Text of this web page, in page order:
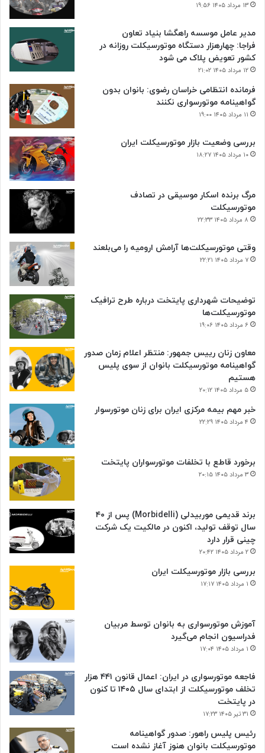
۱۳ مرداد ۱۴۰۵ ۱۹:۵۶
مدیر عامل موسسه راهگشا بنیاد تعاون
فراجا: چهارهزار دستگاه موتورسیکلت روزانه در
کشور تعویض پلاک می شود
۱۲ مرداد ۱۴۰۵ ۲۱:۰۲
فرمانده انتظامی خراسان رضوی: بانوان بدون
گواهینامه موتورسواری نکنند
۱۱ مرداد ۱۴۰۵ ۱۹:۰۰
بررسی وضعیت بازار موتورسیکلت ایران
۱۰ مرداد ۱۴۰۵ ۱۸:۲۷
مرگ برنده اسکار موسیقی در تصادف
موتورسیکلت
۸ مرداد ۱۴۰۵ ۲۲:۳۳
وقتی موتورسیکلت‌ها آرامش ارومیه را می‌بلعند
۷ مرداد ۱۴۰۵ ۲۲:۲۱
توضیحات شهرداری پایتخت درباره طرح ترافیک
موتورسیکلت‌ها
۶ مرداد ۱۴۰۵ ۱۹:۰۶
معاون زنان رییس جمهور: منتظر اعلام زمان صدور
گواهینامه موتورسیکلت بانوان از سوی پلیس
هستیم
۵ مرداد ۱۴۰۵ ۲۰:۱۲
خبر مهم بیمه مرکزی ایران برای زنان موتورسوار
۴ مرداد ۱۴۰۵ ۲۲:۲۹
برخورد قاطع با تخلفات موتورسواران پایتخت
۳ مرداد ۱۴۰۵ ۲۰:۱۵
برند قدیمی موربیدلی (Morbidelli) پس از ۴۰
سال توقف تولید، اکنون در مالکیت یک شرکت
چینی قرار دارد
۲ مرداد ۱۴۰۵ ۲۰:۴۲
بررسی بازار موتورسیکلت ایران
۱ مرداد ۱۴۰۵ ۱۷:۱۷
آموزش موتورسواری به بانوان توسط مربیان
فدراسیون انجام می‌گیرد
۱ مرداد ۱۴۰۵ ۱۷:۰۴
فاجعه موتورسواری در ایران: اعمال قانون ۴۴۱ هزار
تخلف موتورسیکلت از ابتدای سال ۱۴۰۵ تا کنون
در پایتخت
۳۱ تیر ۱۴۰۵ ۱۷:۲۳
رئیس پلیس راهور: صدور گواهینامه
موتورسیکلت بانوان هنوز آغاز نشده است